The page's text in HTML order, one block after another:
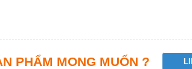
PHẨM MONG MUỐN ?